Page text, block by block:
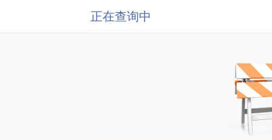
正在查询中